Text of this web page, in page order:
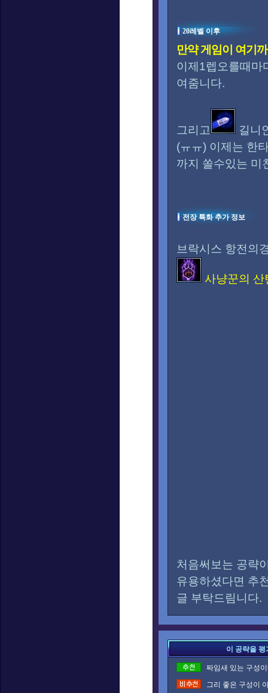
20레벨 이후
만약 게임이 여기
이제1렙오를때마
여줌니다.
그리고
길니
(ㅠㅠ) 이제는 한
까지 쏠수있는 미
전장 특화 추가 정보
브락시스 항전의
사냥꾼의 산
처음써보는 공략
유용하셨다면 추
글 부탁드림니다.
이 공략을
짜임새 있는 구성
그리 좋은 구성이